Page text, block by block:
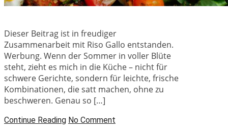
Dieser Beitrag ist in freudiger
Zusammenarbeit mit Riso Gallo entstanden.
Werbung. Wenn der Sommer in voller Blüte
steht, zieht es mich in die Küche – nicht für
schwere Gerichte, sondern für leichte, frische
Kombinationen, die satt machen, ohne zu
beschweren. Genau so […]
Continue Reading No Comment